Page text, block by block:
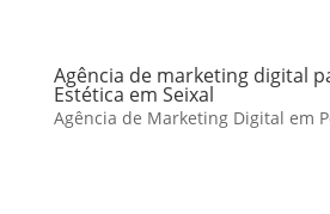
Agência de marketing digital
Estética em Seixal
Agência de Marketing Digital em